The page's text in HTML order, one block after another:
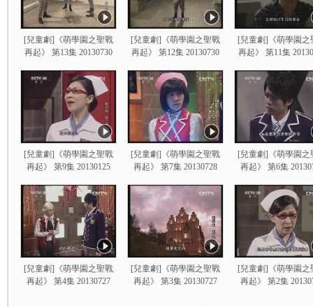
[兒童劇]《萌學園之聖戰
再起》 第13集 20130730
[兒童劇]《萌學園之聖戰
再起》 第12集 20130730
[兒童劇]《萌學園之
再起》 第11集
[兒童劇]《萌學園之聖戰
再起》 第9集 20130125
[兒童劇]《萌學園之聖戰
再起》 第7集 20130728
[兒童劇]《萌學園之
再起》 第6集
[兒童劇]《萌學園之聖戰
再起》 第4集 20130727
[兒童劇]《萌學園之聖戰
再起》 第3集 20130727
[兒童劇]《萌學園之
再起》 第2集